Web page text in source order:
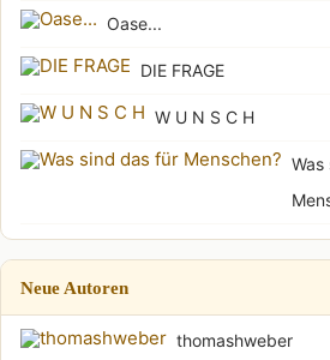
Oase...
DIE FRAGE
W U N S C H
Neue Autoren
thomashweber